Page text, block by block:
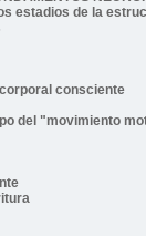
estadios de la
consciente
del "movimiento